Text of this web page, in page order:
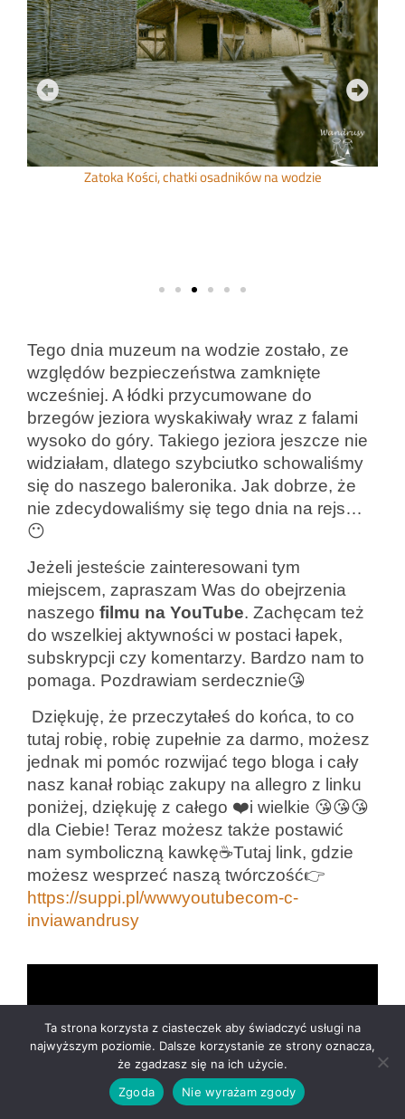
chatki osadników na wodzie Zatoka Kości,
Tego dnia muzeum na wodzie zostało, ze
względów bezpieczeństwa zamknięte
wcześniej. A łódki przycumowane do
brzegów jeziora wyskakiwały wraz z falami
wysoko do góry. Takiego jeziora jeszcze nie
widziałam, dlatego szybciutko schowaliśmy
się do naszego baleronika. Jak dobrze, że
nie zdecydowaliśmy się tego dnia na rejs…
😶
Jeżeli jesteście zainteresowani tym
miejscem, zapraszam Was do obejrzenia
naszego filmu na YouTube. Zachęcam też
do wszelkiej aktywności w postaci łapek,
subskrypcji czy komentarzy. Bardzo nam to
pomaga. Pozdrawiam serdecznie😘
Dziękuję, że przeczytałeś do końca, to co
tutaj robię, robię zupełnie za darmo, możesz
jednak mi pomóc rozwijać tego bloga i cały
nasz kanał robiąc zakupy na allegro z linku
poniżej, dziękuję z całego ❤️i wielkie 😘😘😘
dla Ciebie! Teraz możesz także postawić
nam symboliczną kawkę☕Tutaj link, gdzie
możesz wesprzeć naszą twórczość👉
https://suppi.pl/wwwyoutubecom-c-
inviawandrusy
Ta strona korzysta z ciasteczek aby świadczyć usługi na
najwyższym poziomie. Dalsze korzystanie ze strony oznacza,
że zgadzasz się na ich użycie.
Zgoda
Nie wyrażam zgody